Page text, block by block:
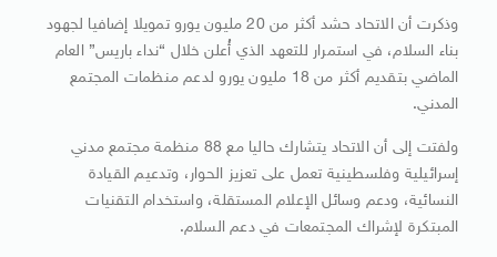
وذكرت أن الاتحاد حشد أكثر من 20 مليون يورو تمويلا إضافيا لجهود
بناء السلام، في استمرار للتعهد الذي أُعلن خلال “نداء باريس” العام
الماضي بتقديم أكثر من 18 مليون يورو لدعم منظمات المجتمع
المدني.
ولفتت إلى أن الاتحاد يتشارك حاليا مع 88 منظمة مجتمع مدني
إسرائيلية وفلسطينية تعمل على تعزيز الحوار، وتدعيم القيادة
النسائية، ودعم وسائل الإعلام المستقلة، واستخدام التقنيات
المبتكرة لإشراك المجتمعات في دعم السلام.